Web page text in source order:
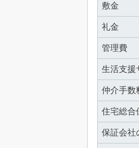
敷金
礼金
管理費
生活支援
仲介手数
住宅総合
保証会社